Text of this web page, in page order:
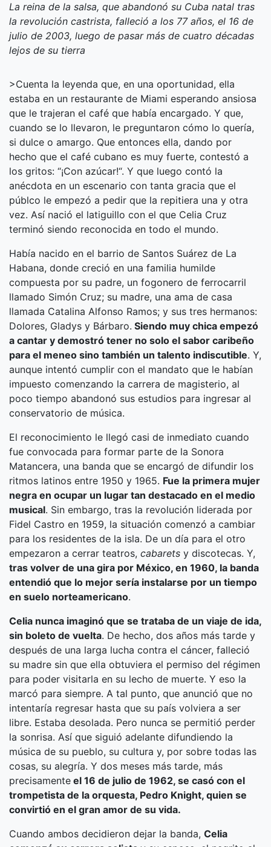
La reina de la salsa, que abandonó su Cuba natal tras
la revolución castrista, falleció a los 77 años, el 16 de
julio de 2003, luego de pasar más de cuatro décadas
lejos de su tierra
>Cuenta la leyenda que, en una oportunidad, ella
estaba en un restaurante de Miami esperando ansiosa
que le trajeran el café que había encargado. Y que,
cuando se lo llevaron, le preguntaron cómo lo quería,
si dulce o amargo. Que entonces ella, dando por
hecho que el café cubano es muy fuerte, contestó a
los gritos: “¡Con azúcar!“. Y que luego contó la
anécdota en un escenario con tanta gracia que el
públco le empezó a pedir que la repitiera una y otra
vez. Así nació el latiguillo con el que Celia Cruz
terminó siendo reconocida en todo el mundo.
Había nacido en el barrio de Santos Suárez de La
Habana, donde creció en una familia humilde
compuesta por su padre, un fogonero de ferrocarril
llamado Simón Cruz; su madre, una ama de casa
llamada Catalina Alfonso Ramos; y sus tres hermanos:
Dolores, Gladys y Bárbaro. Siendo muy chica empezó
a cantar y demostró tener no solo el sabor caribeño
para el meneo sino también un talento indiscutible. Y,
aunque intentó cumplir con el mandato que le habían
impuesto comenzando la carrera de magisterio, al
poco tiempo abandonó sus estudios para ingresar al
conservatorio de música.
El reconocimiento le llegó casi de inmediato cuando
fue convocada para formar parte de la Sonora
Matancera, una banda que se encargó de difundir los
ritmos latinos entre 1950 y 1965. Fue la primera mujer
negra en ocupar un lugar tan destacado en el medio
musical. Sin embargo, tras la revolución liderada por
Fidel Castro en 1959, la situación comenzó a cambiar
para los residentes de la isla. De un día para el otro
empezaron a cerrar teatros, cabarets y discotecas. Y,
tras volver de una gira por México, en 1960, la banda
entendió que lo mejor sería instalarse por un tiempo
en suelo norteamericano.
Celia nunca imaginó que se trataba de un viaje de ida,
sin boleto de vuelta. De hecho, dos años más tarde y
después de una larga lucha contra el cáncer, falleció
su madre sin que ella obtuviera el permiso del régimen
para poder visitarla en su lecho de muerte. Y eso la
marcó para siempre. A tal punto, que anunció que no
intentaría regresar hasta que su país volviera a ser
libre. Estaba desolada. Pero nunca se permitió perder
la sonrisa. Así que siguió adelante difundiendo la
música de su pueblo, su cultura y, por sobre todas las
cosas, su alegría. Y dos meses más tarde, más
precisamente el 16 de julio de 1962, se casó con el
trompetista de la orquesta, Pedro Knight, quien se
convirtió en el gran amor de su vida.
Cuando ambos decidieron dejar la banda, Celia